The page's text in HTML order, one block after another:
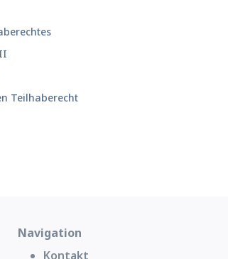
Teilhaberecht
Navigation
Kontakt